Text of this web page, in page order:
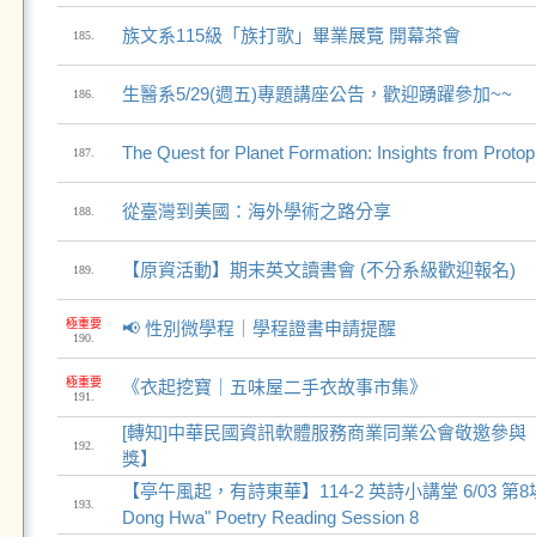
185. 族文系115級「族打歌」畢業展覽 開幕茶會
186. 生醫系5/29(週五)專題講座公告，歡迎踴躍參加~~
187. The Quest for Planet Formation: Insights from
188. 從臺灣到美國：海外學術之路分享
189. 【原資活動】期末英文讀書會 (不分系級歡迎報名)
極重要
190.
📢 性別微學程｜學程證書申請提醒
極重要
191.
《衣起挖寶｜五味屋二手衣故事市集》
192.
[轉知]中華民國資訊軟體服務商業同業公會敬邀參與
獎】
193.
【亭午風起，有詩東華】114-2 英詩小講堂 6/03 第
Dong Hwa" Poetry Reading Session 8